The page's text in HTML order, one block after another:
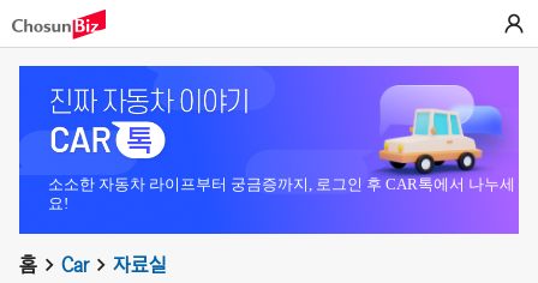
소소한 자동차 라이프부터 궁금증까지, 로그인 후 CAR톡에서 나누세
요!
홈 Car 자료실